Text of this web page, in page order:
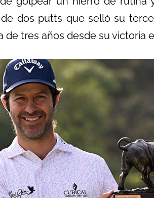
dos putts que selló su
de tres años desde su victoria